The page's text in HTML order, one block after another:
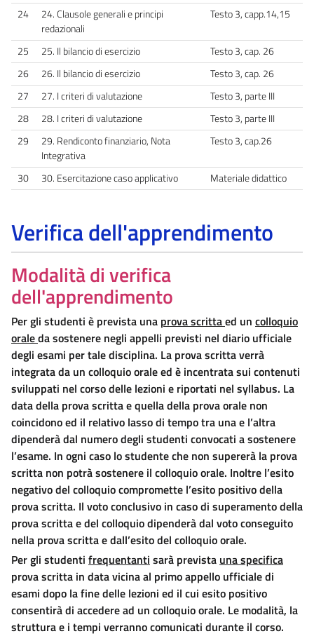
24
24. Clausole generali e principi
redazionali
Testo 3, capp.14,15
25 25. Il bilancio di esercizio
Testo 3, cap. 26
26
26. Il bilancio di esercizio
Testo 3, cap. 26
27
27. I criteri di valutazione
Testo 3, parte III
28
28. I criteri di valutazione
Testo 3, parte III
29
29. Rendiconto finanziario, Nota
Integrativa
Testo 3, cap.26
30 30. Esercitazione caso applicativo Materiale didattico
Verifica dell'apprendimento
Modalità di verifica
dell'apprendimento
Per gli studenti è prevista una prova scrittaed un colloquio
oraledasostenere negli appelli previsti nel diario ufficiale
degli esami pertale disciplina. La prova scritta verrà
integrata da un colloquio oraleed è incentrata sui contenuti
sviluppati nel corso delle lezioni e riportati nel syllabus. La
data della prova scritta e quella della prova orale non
coincidono ed il relativo lasso di tempo tra una e l’altra
dipenderà dal numero degli studenti convocati a sostenere
l’esame. In ogni caso lo studente che non supererà la prova
scritta non potrà sostenere il colloquio orale. Inoltre l’esito
negativo del colloquio compromette l’esito positivo della
prova scritta. Il votoconclusivo in caso di superamento della
prova scritta e del colloquiodipenderà dal voto conseguito
nella prova scritta e dall’esito del colloquio orale.
Per gli studenti frequentanti sarà prevista una specifica
provascritta in data vicina al primo appello ufficiale di
esami dopo la finedelle lezioni ed il cui esito positivo
consentirà di accedere ad un colloquio orale. Le modalità, la
struttura e i tempi verranno comunicati durante il corso.